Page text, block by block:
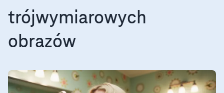
trójwymiarowych
obrazów